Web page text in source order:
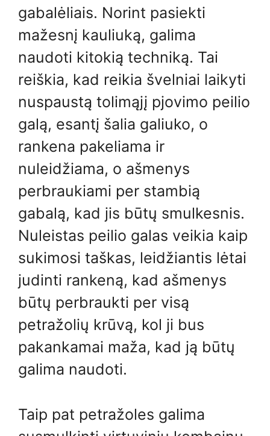
gabalėliais. Norint pasiekti
mažesnį kauliuką, galima
naudoti kitokią techniką. Tai
reiškia, kad reikia švelniai laikyti
nuspaustą tolimąjį pjovimo peilio
galą, esantį šalia galiuko, o
rankena pakeliama ir
nuleidžiama, o ašmenys
perbraukiami per stambią
gabalą, kad jis būtų smulkesnis.
Nuleistas peilio galas veikia kaip
sukimosi taškas, leidžiantis lėtai
judinti rankeną, kad ašmenys
būtų perbraukti per visą
petražolių krūvą, kol ji bus
pakankamai maža, kad ją būtų
galima naudoti.
Taip pat petražoles galima